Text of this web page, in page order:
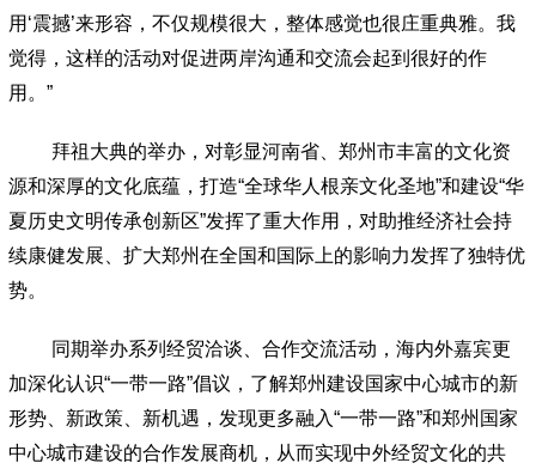
用 ‘震撼’来形容，不仅规模很大，整体感觉也很庄重典雅。我
觉得，这样的活动对促进两岸沟通和交流会起到很好的作
用。”
拜祖大典的举办，对彰显河南省、郑州市丰富的文化资
源和深厚的文化底蕴，打造“全球华人根亲文化圣地”和建设“华
夏历史文明传承创新区”发挥了重大作用，对助推经济社会持
续康健发展、扩大郑州在全国和国际上的影响力发挥了独特优
势。
同期举办系列经贸洽谈、合作交流活动，海内外嘉宾更
加深化认识“一带一路”倡议，了解郑州建设国家中心城市的新
形势、新政策、新机遇，发现更多融入“一带一路”和郑州国家
中心城市建设的合作发展商机，从而实现中外经贸文化的共